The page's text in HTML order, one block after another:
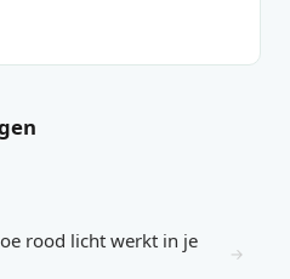
rood licht werkt in je
→